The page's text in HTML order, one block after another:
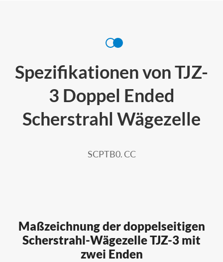
Spezifikationen von TJZ-
3 Doppel Ended
Scherstrahl Wägezelle
SCPTB0. CC
Maßzeichnung der doppelseitigen
Scherstrahl-Wägezelle TJZ-3 mit
zwei Enden